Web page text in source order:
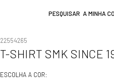
A MINHA
22554265
T-SHIRT SMK SINCE
ESCOLHA A COR: